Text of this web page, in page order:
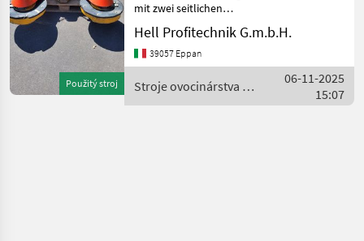
Použitý stroj
mit zwei seitlichen
Schwenkscheiben,
Arbeitsbreite von 1200-
1900mm, Hydraulischer
gschobener Anbau.
********** Trin
Hell Profitechnik G.m.b.H.
39057 Eppan
Stroje ovocinárstva /
Aedes
06-11-2025
15:07